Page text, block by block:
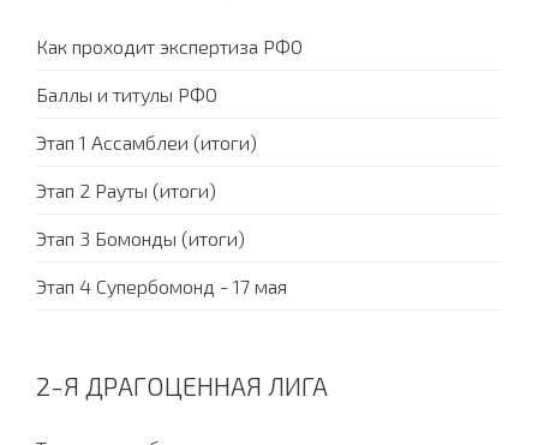
Как проходит экспертиза РФО
Баллы и титулы РФО
Этап 1 Ассамблеи (итоги)
Этап 2 Рауты (итоги)
Этап 3 Бомонды (итоги)
Этап 4 Супербомонд - 17 мая
2-Я ДРАГОЦЕННАЯ ЛИГА